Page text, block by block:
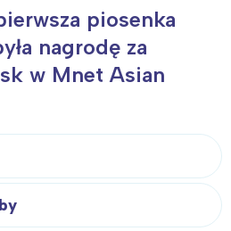
piosenka
nagrodę za
w Mnet Asian
wydarzenia z
regionu: